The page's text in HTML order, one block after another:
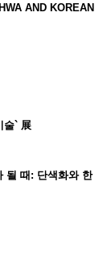
AND KOREAN
술` 展
될 때: 단색화와 한